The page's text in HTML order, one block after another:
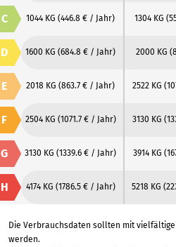
C 1044 KG (446.8 € / Jahr) 1304 KG
D 1600 KG (684.8 € / Jahr) 2000 KG
E 2018 KG (863.7 € / Jahr) 2522 KG
F 2504 KG (1071.7 € / Jahr) 3130 KG
G 3130 KG (1339.6 € / Jahr) 3914 KG
H 4174 KG (1786.5 € / Jahr) 5218 KG
Die Verbrauchsdaten sollten mit
werden.